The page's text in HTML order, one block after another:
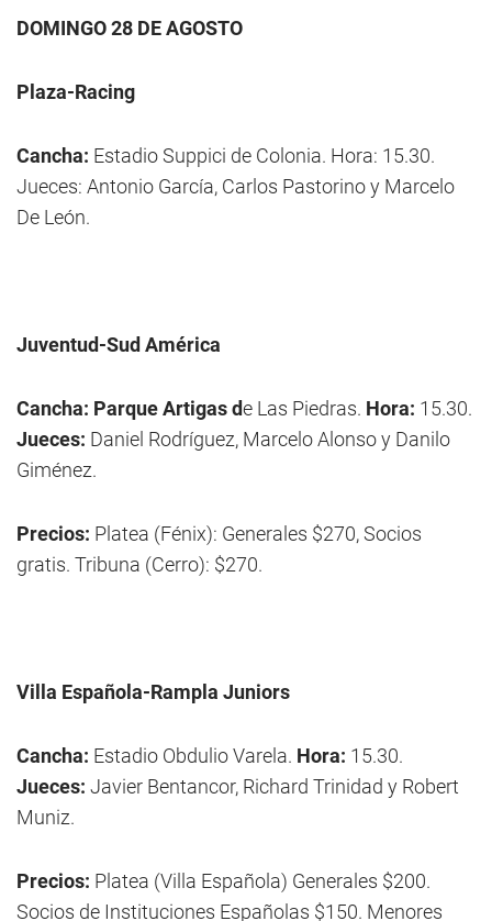
DOMINGO 28 DE AGOSTO
Plaza-Racing
Cancha: Estadio Suppici de Colonia. Hora: 15.30.
Jueces: Antonio García, Carlos Pastorino y Marcelo
De León.
Juventud-Sud América
Cancha: Parque Artigas de Las Piedras. Hora: 15.30.
Jueces: Daniel Rodríguez, Marcelo Alonso y Danilo
Giménez.
Precios: Platea (Fénix): Generales $270, Socios
gratis. Tribuna (Cerro): $270.
Villa Española-Rampla Juniors
Cancha: Estadio Obdulio Varela. Hora: 15.30.
Jueces: Javier Bentancor, Richard Trinidad y Robert
Muniz.
Precios: Platea (Villa Española) Generales $200.
Socios de Instituciones Españolas $150. Menores